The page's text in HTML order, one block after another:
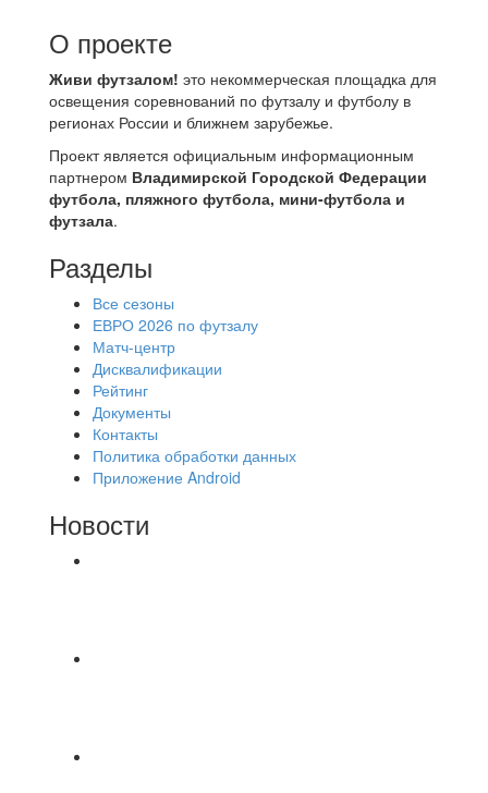
О проекте
Живи футзалом! это некоммерческая площадка для
освещения соревнований по футзалу и футболу в
регионах России и ближнем зарубежье.
Проект является официальным информационным
партнером Владимирской Городской Федерации
футбола, пляжного футбола, мини-футбола и
футзала.
Разделы
Все сезоны
ЕВРО 2026 по футзалу
Матч-центр
Дисквалификации
Рейтинг
Документы
Контакты
Политика обработки данных
Приложение Android
Новости